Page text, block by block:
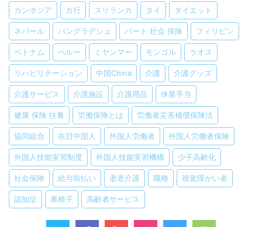
カンボジア カ行 スリランカ タイ ダイエット
ネパール バングラデシュ パート 社会 保険 フィリピン
ベトナム ペルー ミヤンマー モンゴル ラオス
リハビリテーション 中国China 介護 介護グッズ
介護サービス 介護施設 介護用品 休業手当
健康 保険 扶養 労働保険とは 労働者災害補償保険法
協同組合 在日中国人 外国人労働者 外国人労働者保険
外国人技能実習制度 外国人技能実習機構 少子高齢化
社会保険 給与前払い 老老介護 職種 視覚障がい者
認知症 車椅子 高齢者サービス